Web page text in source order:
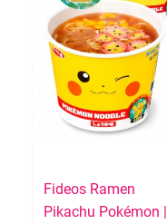
Fideos Ramen
Pikachu Pokémon |